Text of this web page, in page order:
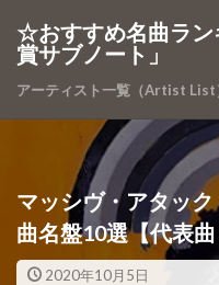
☆おすすめ名曲ラ
賞サブノート」
アーティスト一覧（Artist List
マッシヴ・アタッ
曲名盤10選【代表
2020年10月5日